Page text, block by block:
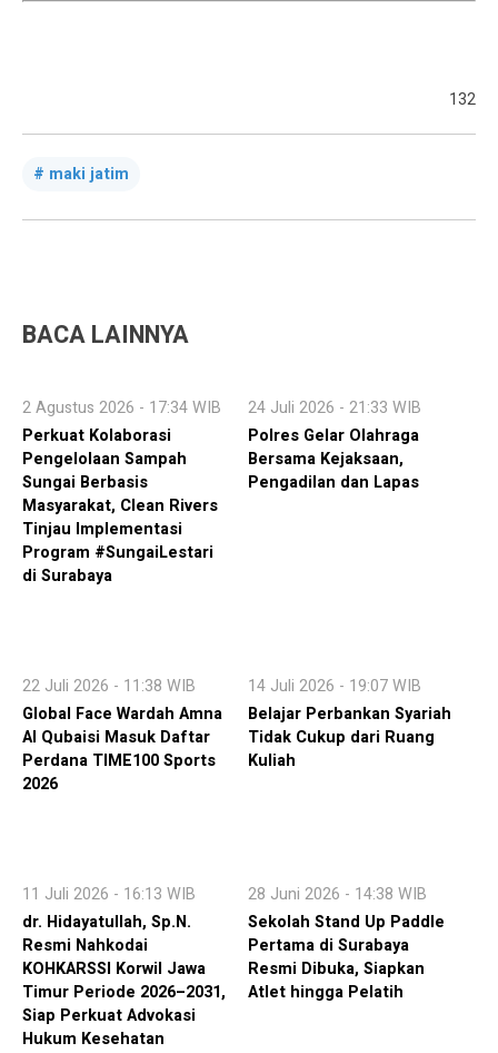
132
maki jatim
BACA LAINNYA
2 Agustus 2026 - 17:34 WIB
Perkuat Kolaborasi
Pengelolaan Sampah
Sungai Berbasis
Masyarakat, Clean Rivers
Tinjau Implementasi
Program #SungaiLestari
di Surabaya
24 Juli 2026 - 21:33 WIB
Polres Gelar Olahraga
Bersama Kejaksaan,
Pengadilan dan Lapas
22 Juli 2026 - 11:38 WIB
Global Face Wardah Amna
Al Qubaisi Masuk Daftar
Perdana TIME100 Sports
2026
14 Juli 2026 - 19:07 WIB
Belajar Perbankan Syariah
Tidak Cukup dari Ruang
Kuliah
11 Juli 2026 - 16:13 WIB
dr. Hidayatullah, Sp.N.
Resmi Nahkodai
KOHKARSSI Korwil Jawa
Timur Periode 2026–2031,
Siap Perkuat Advokasi
Hukum Kesehatan
28 Juni 2026 - 14:38 WIB
Sekolah Stand Up Paddle
Pertama di Surabaya
Resmi Dibuka, Siapkan
Atlet hingga Pelatih